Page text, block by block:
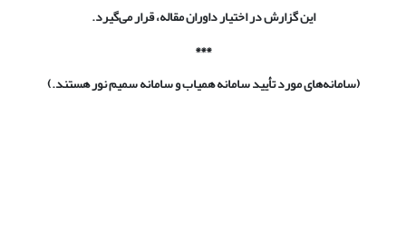
این گزارش در اختیار داوران مقاله، قرار می‌گیرد.
***
(سامانه‌های مورد تأیید سامانه همیاب و سامانه سمیم نور هستند.)